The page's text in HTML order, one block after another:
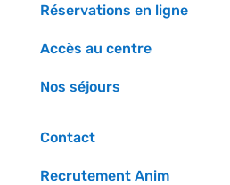
Réservations en ligne
Accès au centre
Nos séjours
Contact
Recrutement Anim